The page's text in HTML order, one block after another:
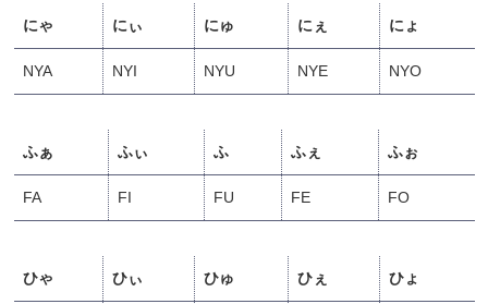
にゃ にぃ にゅ にぇ にょ
NYA NYI NYU NYE NYO
ふぁ ふぃ ふ ふぇ ふぉ
FA FI FU FE FO
ひゃ ひぃ ひゅ ひぇ ひょ